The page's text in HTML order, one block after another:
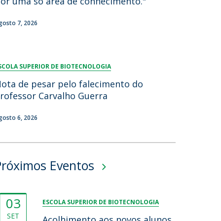
7, 2026
SUPERIOR DE BIOTECNOLOGIA
de pesar pelo falecimento do
Carvalho Guerra
6, 2026
Eventos
03
SET
ESCOLA SUPERIOR DE BIOTECNOLOGIA